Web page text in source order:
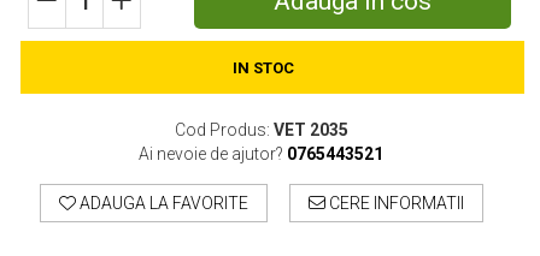
Freze de pamant
Grape
Tocatoare agricole
Articole Electrice
Prelungitoare
Sigurante electrice
IN STOC
Cod Produs: VET 2035
Ai nevoie de ajutor? 0765443521
ADAUGA LA FAVORITE CERE INFORMATII